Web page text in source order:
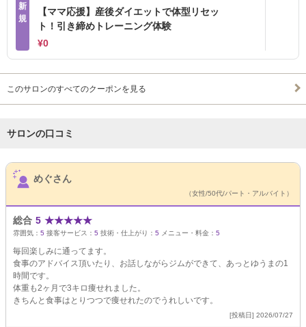
新
規
【ママ応援】産後ダイエットで体型リセッ
ト！引き締めトレーニング体験
¥0
このサロンのすべてのクーポンを見る
サロンの口コミ
サロンPick Up
めぐさん
（女性/50代/パート・アルバイト）
総合 5 ★★★★★
雰囲気： 5 接客サービス： 5 技術・仕上がり： 5 メニュー・料金： 5
毎回楽しみに通ってます。
食事のアドバイス頂いたり、お話しながらジムができて、あっとゆうまの1
時間です。
体重も2ヶ月で3キロ痩せれました。
きちんと食事はとりつつで痩せれたのでうれしいです。
[投稿日] 2026/07/27